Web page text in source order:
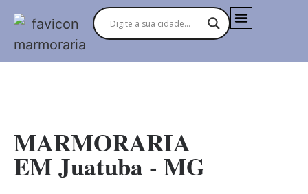
MARMORARIA
EM Juatuba - MG